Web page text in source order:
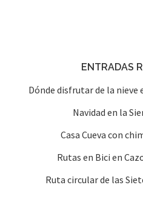
ENTRADAS
Dónde disfrutar de la nieve
Navidad en la
Casa Cueva con
Rutas en Bici en
Ruta circular de las